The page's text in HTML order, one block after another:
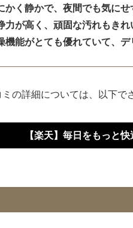
かく静かで、夜間でも気にせ
力が高く、頑固な汚れもき
機能がとても優れていて、
の詳細については、以下で
【楽天】毎日をもっと